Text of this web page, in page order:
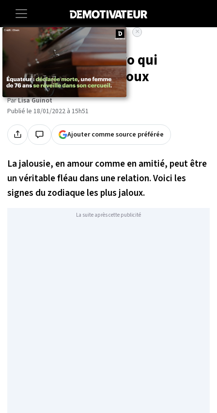
Astrologie
Voici les signes astro qui
seraient les plus jaloux
ParLisa Guinot
Publié le 18/01/2022 à 15h51
Ajouter comme source préférée
La jalousie, en amour comme en amitié, peut être
un véritable fléau dans une relation. Voici les
signes du zodiaque les plus jaloux.
La suite après cette publicité
×